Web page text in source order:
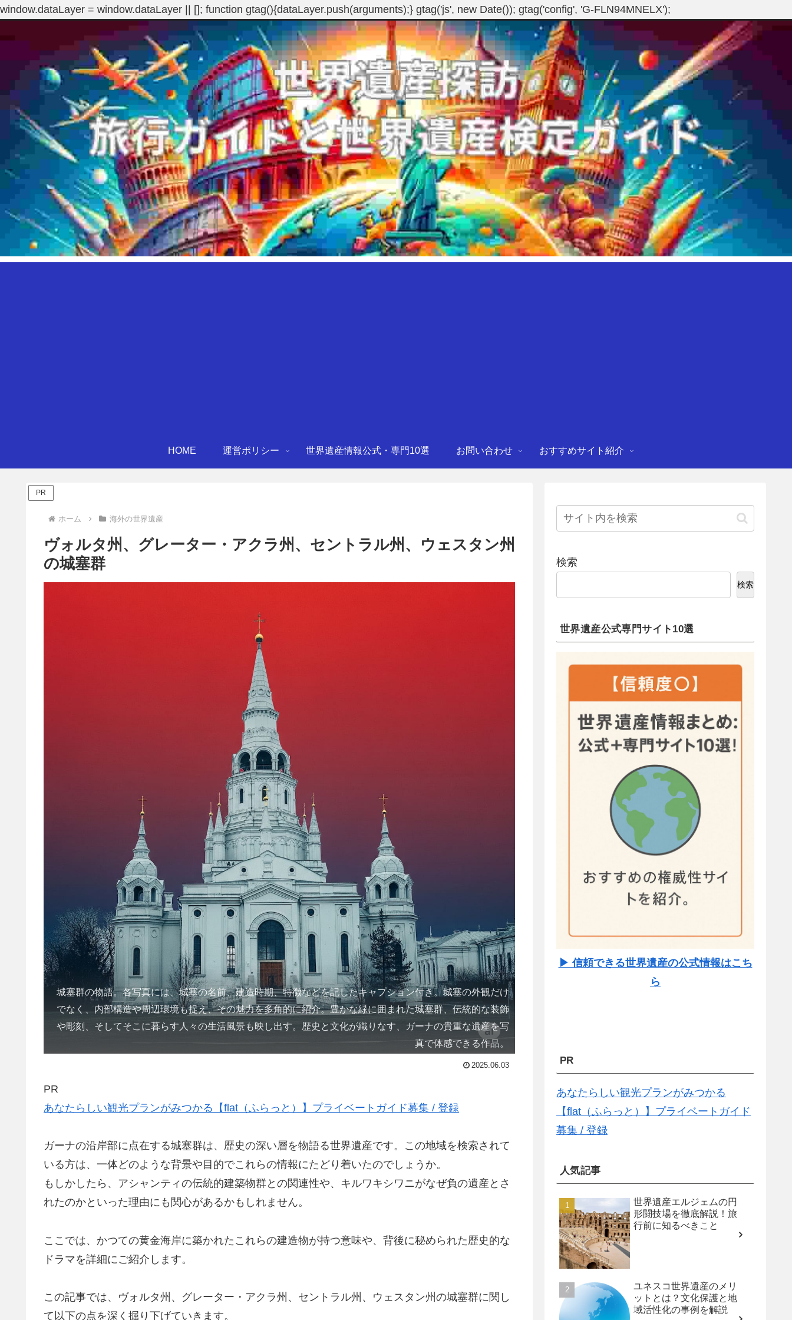
window.dataLayer = window.dataLayer || []; function gtag(){dataLayer.push(arguments);} gtag('js', new Date()); gtag('config', 'G-FLN94MNELX');
HOME 運営ポリシー 世界遺産情報公式・専門10選 お問い合わせ おすすめサイト紹介
PR
ホーム 海外の世界遺産
ヴォルタ州、グレーター・アクラ州、セントラル州、ウェスタン州
の城塞群
城塞群の物語。各写真には、城塞の名前、建造時期、特徴などを記したキャプション付き。城塞の外観だけ
でなく、内部構造や周辺環境も捉え、その魅力を多角的に紹介。豊かな緑に囲まれた城塞群、伝統的な装飾
や彫刻、そしてそこに暮らす人々の生活風景も映し出す。歴史と文化が織りなす、ガーナの貴重な遺産を写
真で体感できる作品。
2025.06.03
PR
あなたらしい観光プランがみつかる【flat（ふらっと）】プライベートガイド募集 / 登録
ガーナの沿岸部に点在する城塞群は、歴史の深い層を物語る世界遺産です。この地域を検索されて
いる方は、一体どのような背景や目的でこれらの情報にたどり着いたのでしょうか。
もしかしたら、アシャンティの伝統的建築物群との関連性や、キルワキシワニがなぜ負の遺産とさ
れたのかといった理由にも関心があるかもしれません。
ここでは、かつての黄金海岸に築かれたこれらの建造物が持つ意味や、背後に秘められた歴史的な
ドラマを詳細にご紹介します。
この記事では、ヴォルタ州、グレーター・アクラ州、セントラル州、ウェスタン州の城塞群に関し
て以下の点を深く掘り下げていきます。
検索
検索
世界遺産公式専門サイト10選
▶ 信頼できる世界遺産の公式情報はこち
ら
PR
あなたらしい観光プランがみつかる
【flat（ふらっと）】プライベートガイド
募集 / 登録
人気記事
世界遺産エルジェムの円
形闘技場を徹底解説！旅
行前に知るべきこと
ユネスコ世界遺産のメリ
ットとは？文化保護と地
域活性化の事例を解説